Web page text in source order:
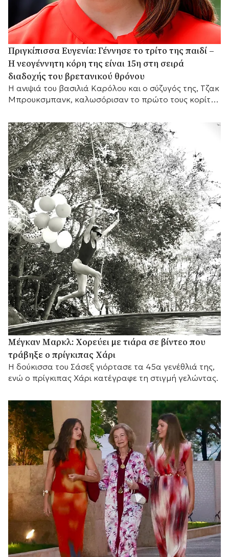
Πριγκίπισσα Ευγενία: Γέννησε το τρίτο της παιδί –
Η νεογέννητη κόρη της είναι 15η στη σειρά
διαδοχής του βρετανικού θρόνου
Η ανιψιά του βασιλιά Καρόλου και ο σύζυγός της, Τζακ
Μπρουκσμπανκ, καλωσόρισαν το πρώτο τους κορίτσι,
διαδοχής του βρετανικού θρόνου.
Μέγκαν Μαρκλ: Χορεύει με τιάρα σε βίντεο που
τράβηξε ο πρίγκιπας Χάρι
Η δούκισσα του Σάσεξ γιόρτασε τα 45α γενέθλιά της,
ενώ ο πρίγκιπας Χάρι κατέγραφε τη στιγμή γελώντας.